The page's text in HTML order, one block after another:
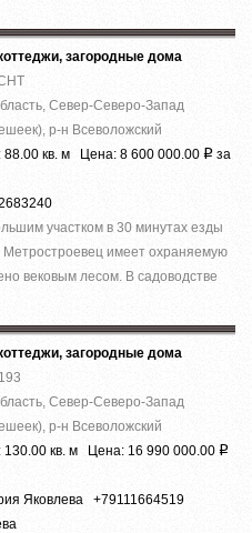
загородные дома
Север-Северо-Запад
р-н Всеволожский
кв. м Цена: 8 600 000.00 Р за
участком в 30 минутах езды
имеет охраняемую
вековым лесом. В садоводстве
загородные дома
Север-Северо-Запад
р-н Всеволожский
кв. м Цена: 16 990 000.00 Р
Яковлева +79111664519